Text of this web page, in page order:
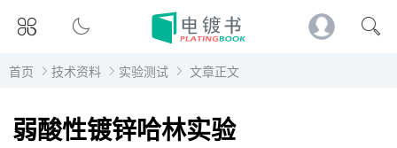
首页 技术资料 实验测试 文章正文
弱酸性镀锌哈林实验